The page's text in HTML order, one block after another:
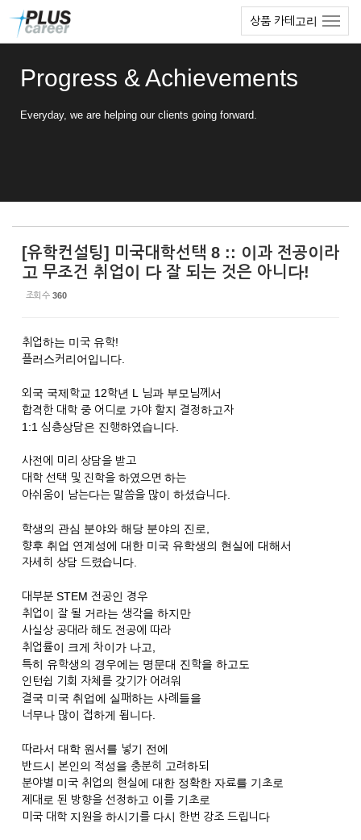
상품 카테고리
Progress & Achievements
Everyday, we are helping our clients going forward.
[유학컨설팅] 미국대학선택 8 :: 이과 전공이라
고 무조건 취업이 다 잘 되는 것은 아니다!
조회 수 360
취업하는 미국 유학!
플러스커리어입니다.
외국 국제학교 12학년 L 님과 부모님께서
합격한 대학 중 어디로 가야 할지 결정하고자
1:1 심층상담은 진행하였습니다.
사전에 미리 상담을 받고
대학 선택 및 진학을 하였으면 하는
아쉬움이 남는다는 말씀을 많이 하셨습니다.
학생의 관심 분야와 해당 분야의 진로,
향후 취업 연계성에 대한 미국 유학생의 현실에 대해서
자세히 상담 드렸습니다.
대부분 STEM 전공인 경우
취업이 잘 될 거라는 생각을 하지만
사실상 공대라 해도 전공에 따라
취업률이 크게 차이가 나고,
특히 유학생의 경우에는 명문대 진학을 하고도
인턴쉽 기회 자체를 갖기가 어려워
결국 미국 취업에 실패하는 사례들을
너무나 많이 접하게 됩니다.
따라서 대학 원서를 넣기 전에
반드시 본인의 적성을 충분히 고려하되
분야별 미국 취업의 현실에 대한 정확한 자료를 기초로
제대로 된 방향을 선정하고 이를 기초로
미국 대학 지원을 하시기를 다시 한번 강조 드립니다